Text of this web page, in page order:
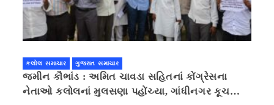
કલોલ સમાચાર ગુજરાત સમાચાર
જમીન કૌભાંડ : અમિત ચાવડા સહિતનાં કોંગ્રેસના
નેતાઓ કલોલનાં મુલસણા પહોંચ્યા, ગાંધીનગર કૂચ